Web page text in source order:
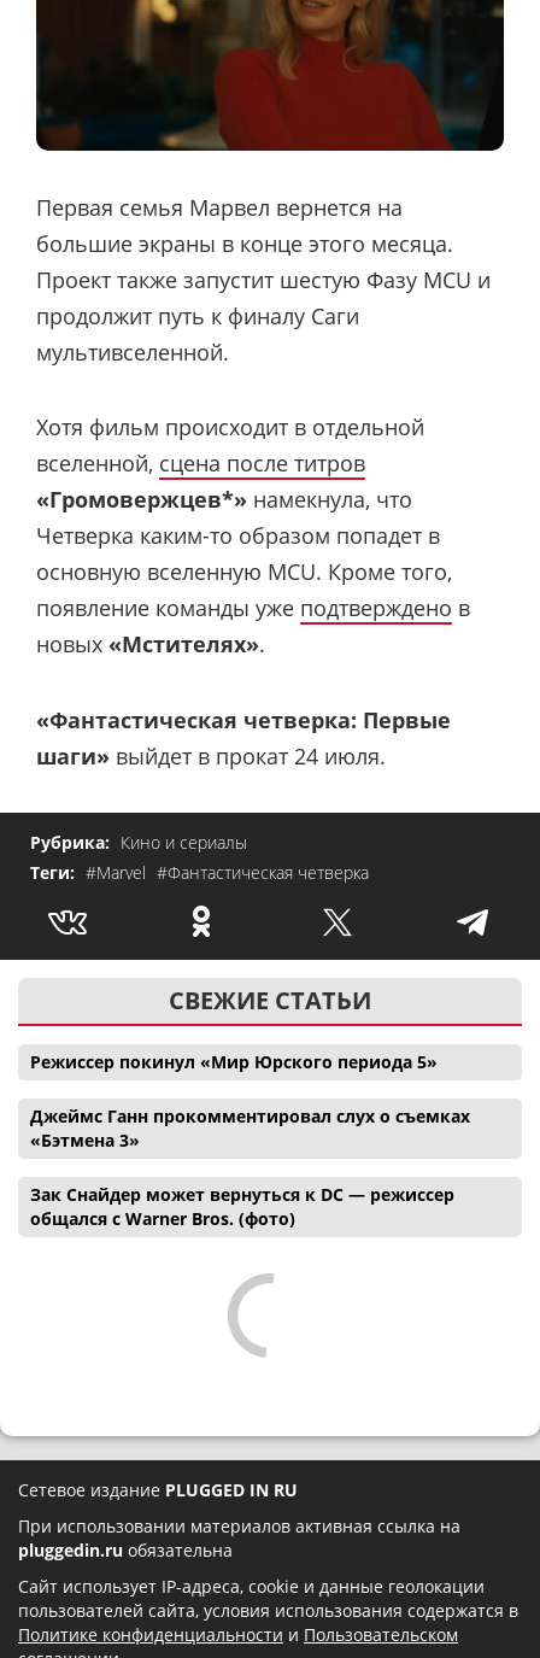
Первая семья Марвел вернется на
большие экраны в конце этого месяца.
Проект также запустит шестую Фазу MCU и
продолжит путь к финалу Саги
мультивселенной.
Хотя фильм происходит в отдельной
вселенной, сцена после титров
«Громовержцев*» намекнула, что
Четверка каким-то образом попадет в
основную вселенную MCU. Кроме того,
появление команды уже подтверждено в
новых «Мстителях».
«Фантастическая четверка: Первые
шаги» выйдет в прокат 24 июля.
Рубрика: Кино и сериалы
Теги: #Marvel #Фантастическая четверка
СВЕЖИЕ СТАТЬИ
Режиссер покинул «Мир Юрского периода 5»
Джеймс Ганн прокомментировал слух о съемках
«Бэтмена 3»
Зак Снайдер может вернуться к DC — режиссер
общался с Warner Bros. (фото)
Сетевое издание PLUGGED IN RU
При использовании материалов активная ссылка на
pluggedin.ru обязательна
Сайт использует IP-адреса, cookie и данные геолокации
пользователей сайта, условия использования содержатся в
Политике конфиденциальности и Пользовательском